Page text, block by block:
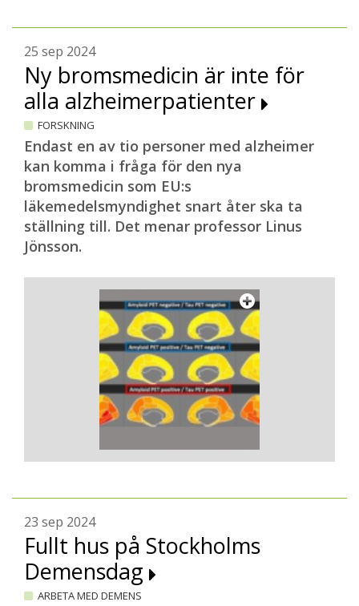
25 sep 2024
Ny bromsmedicin är inte för
alla alzheimerpatienter
FORSKNING
Endast en av tio personer med alzheimer
kan komma i fråga för den nya
bromsmedicin som EU:s
läkemedelsmyndighet snart åter ska ta
ställning till. Det menar professor Linus
Jönsson.
23 sep 2024
Fullt hus på Stockholms
Demensdag
ARBETA MED DEMENS